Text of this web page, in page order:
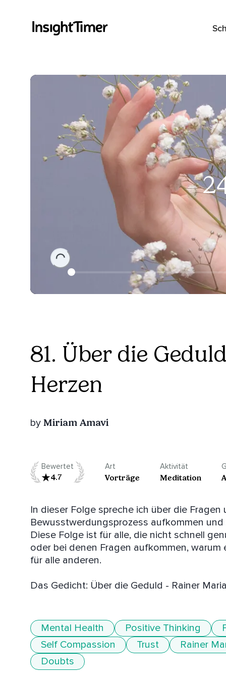
Loading...
81. Über die
Herzen
by Miriam Amavi
Bewertet
4.7
Art
Vorträge
Aktivität
Meditation
In dieser Folge spreche ich über die
Bewusstwerdungsprozess aufkommen
Diese Folge ist für alle, die nicht schnell
oder bei denen Fragen aufkommen,
für alle anderen.
Das Gedicht: Über die Geduld - Rainer
Mental Health Positive Thinking
Self Compassion
Trust Rainer
Doubts